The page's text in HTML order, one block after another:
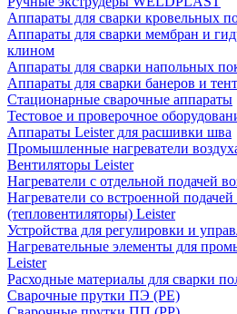
Аппараты для сварки кровельных
Аппараты для сварки мембран и
клином
Аппараты для сварки напольных
Аппараты для сварки банеров и
Стационарные сварочные аппараты
Тестовое и проверочное
Аппараты Leister для расшивки шва
Промышленные нагреватели
Вентиляторы Leister
Нагреватели с отдельной подачей
Нагреватели со встроенной подачей
(тепловентиляторы) Leister
Устройства для регулировки и
Нагревательные элементы для
Leister
Расходные материалы для сварки
Сварочные прутки ПЭ (PE)